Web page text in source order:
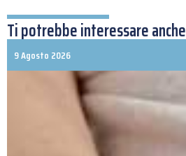
Ti potrebbe interessare anche
9 Agosto 2026